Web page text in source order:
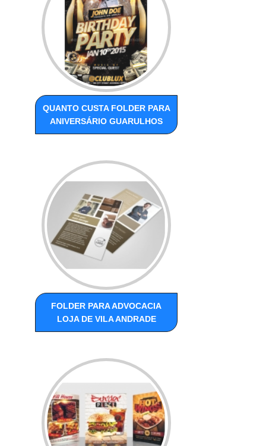
QUANTO CUSTA FOLDER PARA
ANIVERSÁRIO GUARULHOS
FOLDER PARA ADVOCACIA
LOJA DE VILA ANDRADE